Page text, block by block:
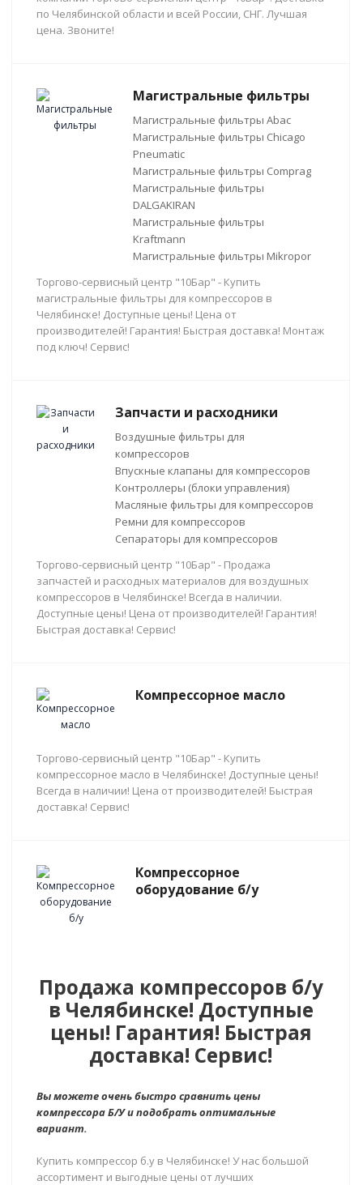
по Челябинской области и всей России, СНГ. Лучшая
цена. Звоните!
Магистральные фильтры
Магистральные фильтры Abac
Магистральные фильтры Chicago
Pneumatic
Магистральные фильтры Comprag
Магистральные фильтры
DALGAKIRAN
Магистральные фильтры
Kraftmann
Магистральные фильтры Mikropor
Торгово-сервисный центр "10Бар" - Купить
магистральные фильтры для компрессоров в
Челябинске! Доступные цены! Цена от
производителей! Гарантия! Быстрая доставка! Монтаж
под ключ! Сервис!
Запчасти и расходники
Воздушные фильтры для
компрессоров
Впускные клапаны для компрессоров
Контроллеры (блоки управления)
Масляные фильтры для компрессоров
Ремни для компрессоров
Сепараторы для компрессоров
Торгово-сервисный центр "10Бар" - Продажа
запчастей и расходных материалов для воздушных
компрессоров в Челябинске! Всегда в наличии.
Доступные цены! Цена от производителей! Гарантия!
Быстрая доставка! Сервис!
Компрессорное масло
Торгово-сервисный центр "10Бар" - Купить
компрессорное масло в Челябинске! Доступные цены!
Всегда в наличии! Цена от производителей! Быстрая
доставка! Сервис!
Компрессорное
оборудование б/у
Продажа компрессоров б/у
в Челябинске! Доступные
цены! Гарантия! Быстрая
доставка! Сервис!
Вы можете очень быстро сравнить цены
компрессора Б/У и подобрать оптимальные
вариант.
Купить компрессор б.у в Челябинске! У нас большой
ассортимент и выгодные цены от лучших